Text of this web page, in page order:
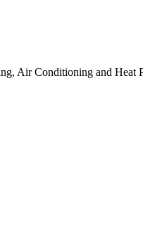
Air Conditioning and Heat